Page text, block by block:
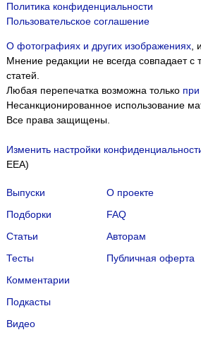
Политика конфиденциальности
Пользовательское соглашение
О фотографиях и других изображениях,
Мнение редакции не всегда совпадает с
статей.
Любая перепечатка возможна только
Несанкционированное использование
Все права защищены.
Изменить настройки
EEA)
Выпуски
Подборки
Статьи
Тесты
Комментарии
Подкасты
Видео
О проекте
FAQ
Авторам
Публичная оферта